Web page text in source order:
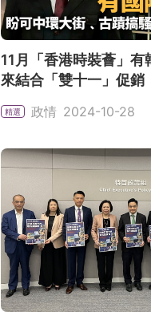
11月「香港時裝薈」
來結合「雙十一」促銷
精選 政情 2024-10-28